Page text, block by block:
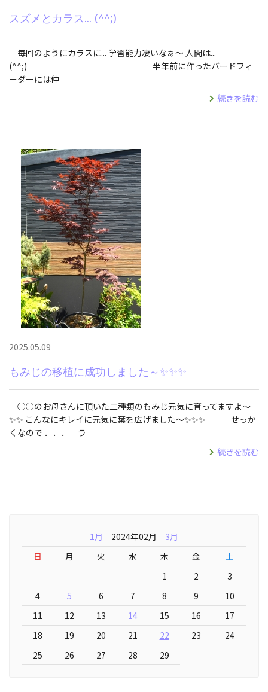
スズメとカラス... (^^;)
毎回のようにカラスに... 学習能力凄いなぁ～ 人間は...
(^^;) 半年前に作ったバードフィ
ーダーには仲
続きを読む
もみじの移植に成功しました～✨✨✨
2025.05.09
○○のお母さんに頂いた二種類のもみじ元気に育ってますよ～
✨✨ こんなにキレイに元気に葉を広げました～✨✨✨ せっか
くなので ．．． ラ
続きを読む
1月 2024年02月 3月
日
月 火 水 木 金
土
1
2
3
4
5 6 7 8 9
10
11
12 13 14 15 16
17
18
19 20 21 22 23
24
25
26 27 28 29